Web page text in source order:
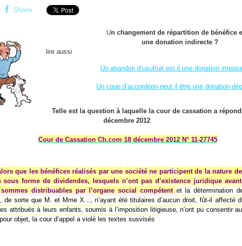
Share
Un changement de répartition de bénéfice
une donation indirecte?
lire aussi
Un abandon d’usufruit est il une donation
Un coup d’accordéon peut il être une donation
Telle est la question à laquelle la cour de cassation a
décembre 2012
Cour de Cassation Ch.com 18 décembre 2012 N° 11-27745
que les bénéfices réalisés par une société ne participent de la nature
sous forme de dividendes, lesquels n’ont pas d’existence juridique
sommes distribuables par l’organe social compétent et la détermination
de sorte que M. et Mme X..., n’ayant été titulaires d’aucun droit, fût-il affecté
attribués à leurs enfants, soumis à l’imposition litigieuse, n’ont pu consentir
objet, la cour d’appel a violé les textes susvisés